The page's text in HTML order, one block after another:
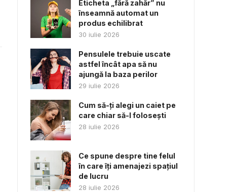
Eticheta „fără zahăr” nu
înseamnă automat un
produs echilibrat
30 iulie 2026
Pensulele trebuie uscate
astfel încât apa să nu
ajungă la baza perilor
29 iulie 2026
Cum să-ți alegi un caiet pe
care chiar să-l folosești
28 iulie 2026
Ce spune despre tine felul
în care îți amenajezi spațiul
de lucru
28 iulie 2026